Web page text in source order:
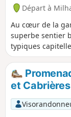
Départ à
Au cœur de la
superbe sentier
typiques
explicatifs. Une
réserve de belles
et Cabrières